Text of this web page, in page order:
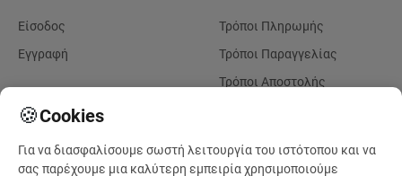
Είσοδος
Εγγραφή
Λουλούδια
Πληροφορίες Λουλουδιών
Τρόποι Πληρωμής
Τρόποι Παραγγελίας
Τρόποι Αποστολής
Πληροφορίες Παραδόσεων
🍪Cookies
Για να διασφαλίσουμε σωστή λειτουργία του ιστότοπου και να
σας παρέχουμε μια καλύτερη εμπειρία χρησιμοποιούμε